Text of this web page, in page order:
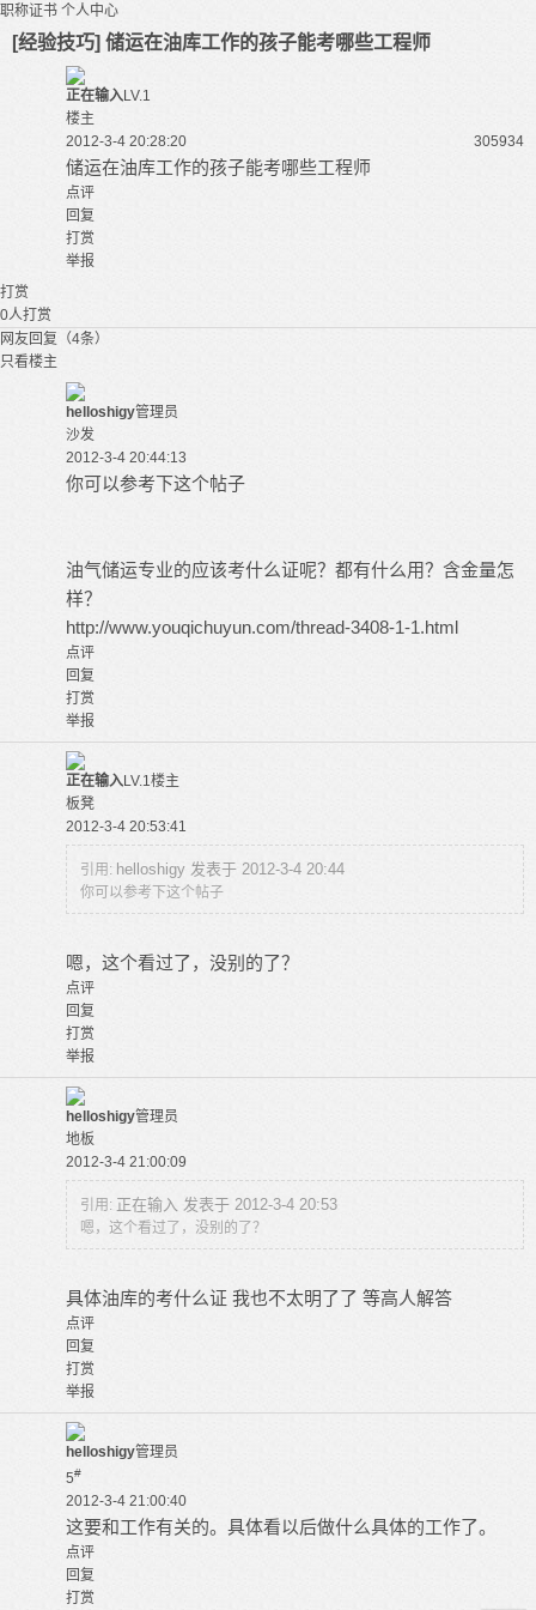
职称证书 个人中心
[经验技巧] 储运在油库工作的孩子能考哪些工程师
正在输入LV.1
楼主
2012-3-4 20:28:20
305934
储运在油库工作的孩子能考哪些工程师
点评
回复
打赏
举报
打赏
0人打赏
网友回复（4条）
只看楼主
helloshigy管理员
沙发
2012-3-4 20:44:13
你可以参考下这个帖子
油气储运专业的应该考什么证呢？都有什么用？含金量怎
样？
http://www.youqichuyun.com/thread-3408-1-1.html
点评
回复
打赏
举报
正在输入LV.1楼主
板凳
2012-3-4 20:53:41
引用: helloshigy 发表于 2012-3-4 20:44
你可以参考下这个帖子
嗯，这个看过了，没别的了？
点评
回复
打赏
举报
helloshigy管理员
地板
2012-3-4 21:00:09
引用: 正在输入 发表于 2012-3-4 20:53
嗯，这个看过了，没别的了？
具体油库的考什么证 我也不太明了了 等高人解答
点评
回复
打赏
举报
helloshigy管理员
5#
2012-3-4 21:00:40
这要和工作有关的。具体看以后做什么具体的工作了。
点评
回复
打赏